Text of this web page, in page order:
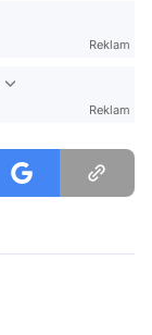
Reklam
Reklam